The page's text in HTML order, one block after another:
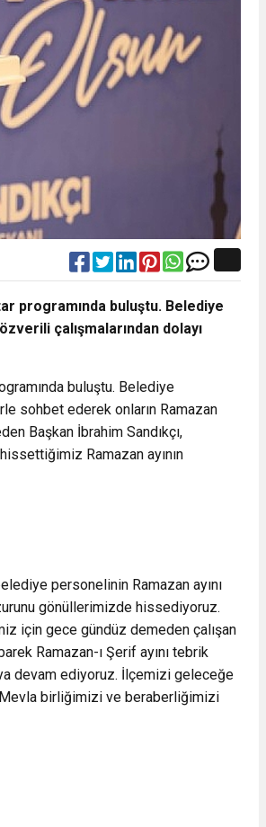
programında buluştu. Belediye
çalışmalarından dolayı
buluştu. Belediye
sohbet ederek onların Ramazan
Başkan İbrahim Sandıkçı,
Ramazan ayının
personelinin Ramazan ayını
gönüllerimizde hissediyoruz.
için gece gündüz demeden çalışan
Ramazan-ı Şerif ayını tebrik
devam ediyoruz. İlçemizi geleceğe
Mevla birliğimizi ve beraberliğimizi